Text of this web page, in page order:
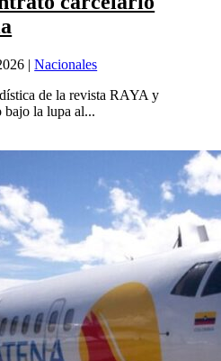
|Nacionales
de la revista RAYA y
bajo la lupa al...